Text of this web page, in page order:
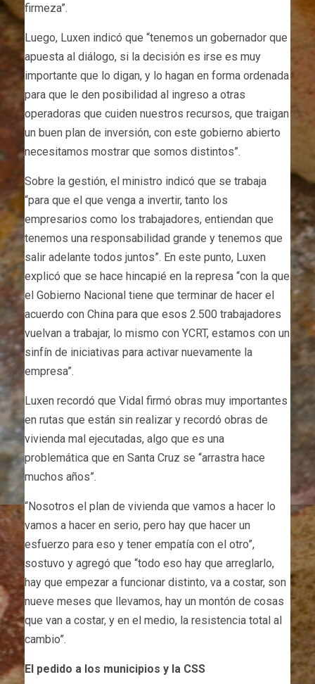
firmeza”.
Luego, Luxen indicó que “tenemos un gobernador que
apuesta al diálogo, si la decisión es irse es muy
importante que lo digan, y lo hagan en forma ordenada
para que le den posibilidad al ingreso a otras
operadoras que cuiden nuestros recursos, que traigan
un buen plan de inversión, con este gobierno abierto
necesitamos mostrar que somos distintos”.
Sobre la gestión, el ministro indicó que se trabaja
“para que el que venga a invertir, tanto los
empresarios como los trabajadores, entiendan que
tenemos una responsabilidad grande y tenemos que
salir adelante todos juntos”. En este punto, Luxen
explicó que se hace hincapié en la represa “con la que
el Gobierno Nacional tiene que terminar de hacer el
acuerdo con China para que esos 2.500 trabajadores
vuelvan a trabajar, lo mismo con YCRT, estamos con un
sinfín de iniciativas para activar nuevamente la
empresa”.
Luxen recordó que Vidal firmó obras muy importantes
en rutas que están sin realizar y recordó obras de
vivienda mal ejecutadas, algo que es una
problemática que en Santa Cruz se “arrastra hace
muchos años”.
“Nosotros el plan de vivienda que vamos a hacer lo
vamos a hacer en serio, pero hay que hacer un
esfuerzo para eso y tener empatía con el otro”,
sostuvo y agregó que “todo eso hay que arreglarlo,
hay que empezar a funcionar distinto, va a costar, son
nueve meses que llevamos, hay un montón de cosas
que van a costar, y en el medio, la resistencia total al
cambio”.
El pedido a los municipios y la CSS